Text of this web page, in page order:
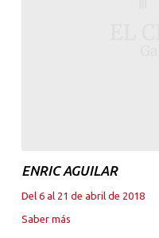
ENRIC AGUILAR
Del 6 al 21 de abril de 2018
Saber más